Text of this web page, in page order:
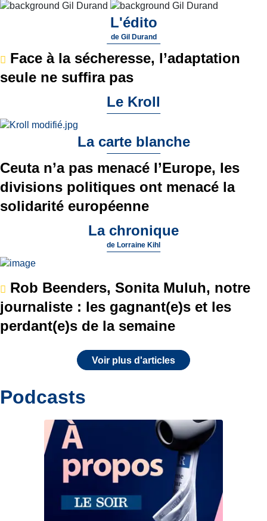
L'édito
de Gil Durand
Face à la sécheresse, l’adaptation
seule ne suffira pas
Le Kroll
La carte blanche
Ceuta n’a pas menacé l’Europe, les
divisions politiques ont menacé la
solidarité européenne
La chronique
de Lorraine Kihl
Rob Beenders, Sonita Muluh, notre
journaliste : les gagnant(e)s et les
perdant(e)s de la semaine
Voir plus d'articles
Podcasts